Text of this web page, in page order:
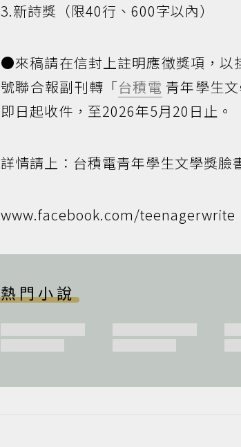
3.新詩獎（限40行、600字以內）
●來稿請在信封上註明應徵獎項，以
號聯合報副刊轉「台積電 青年學生
即日起收件，至2026年5月20日止。
詳情請上：台積電青年學生文學獎臉
www.facebook.com/teenagerwrite
熱門小說